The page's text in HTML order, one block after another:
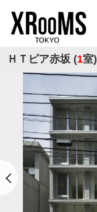
ＨＴピア赤坂 (1室)